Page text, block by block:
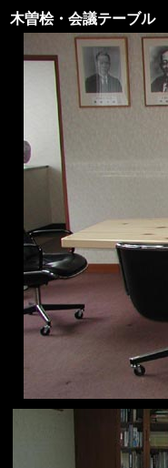
木曽桧・会議テーブル